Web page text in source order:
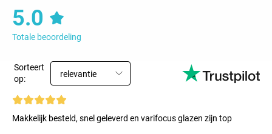
5.0
Totale beoordeling
Sorteert
op:
relevantie
Makkelijk besteld, snel geleverd en varifocus glazen zijn top